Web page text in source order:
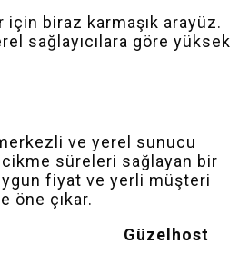
için biraz karmaşık arayüz.
sağlayıcılara göre yüksek
ve yerel sunucu
süreleri sağlayan bir
fiyat ve yerli müşteri
öne çıkar.